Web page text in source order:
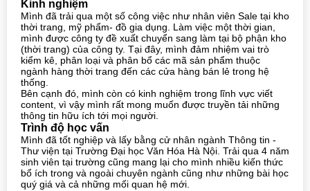
Kinh nghiệm
Mình đã trải qua một số công việc như nhân viên Sale tại kho
thời trang, mỹ phẩm- đồ gia dụng. Làm việc một thời gian,
mình được công ty đề xuất chuyển sang làm tại bộ phận kho
(thời trang) của công ty. Tại đây, mình đảm nhiệm vai trò
kiểm kê, phân loại và phân bổ các mã sản phẩm thuộc
ngành hàng thời trang đến các cửa hàng bán lẻ trong hệ
thống.
Bên cạnh đó, mình còn có kinh nghiệm trong lĩnh vực viết
content, vì vậy mình rất mong muốn được truyền tải những
thông tin hữu ích tới mọi người.
Trình độ học vấn
Mình đã tốt nghiệp và lấy bằng cử nhân ngành Thông tin -
Thư viện tại Trường Đại học Văn Hóa Hà Nội. Trải qua 4 năm
sinh viên tại trường cũng mang lại cho mình nhiều kiến thức
bổ ích trong và ngoài chuyên ngành cũng như những bài học
quý giá và cả những mối quan hệ mới.